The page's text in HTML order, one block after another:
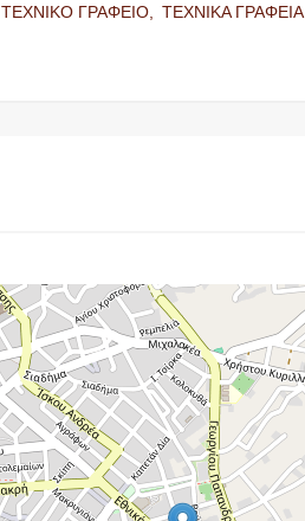
ΤΕΧΝΙΚΟ ΓΡΑΦΕΙΟ, ΤΕΧΝΙΚΑ ΓΡΑΦΕΙΑ